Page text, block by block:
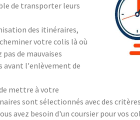
de transporter leurs
des itinéraires,
votre colis là où
de mauvaises
avant l'enlèvement de
mettre à votre
sont sélectionnés avec des
avez besoin d'un coursier pour vos